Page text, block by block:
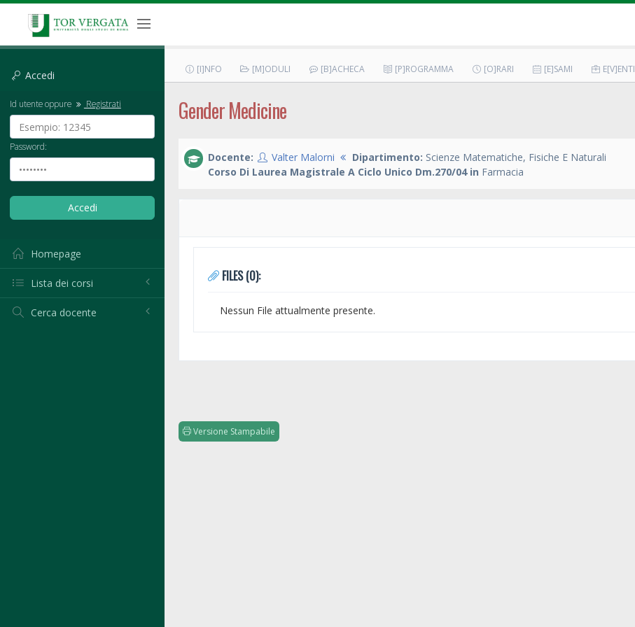
Accedi
Id utente oppure Registrati
Password:
Homepage
Lista dei corsi
Cerca docente
[I]NFO [M]ODULI [B]ACHECA [P]ROGRAMMA [O]RARI [E]SAMI E[V]ENTI
Gender Medicine
Docente: Valter Malorni Dipartimento: Scienze Matematiche, Fisiche E Naturali
Corso Di Laurea Magistrale A Ciclo Unico Dm.270/04 in Farmacia
FILES (0):
Nessun File attualmente presente.
Versione Stampabile